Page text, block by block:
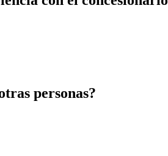
personas?